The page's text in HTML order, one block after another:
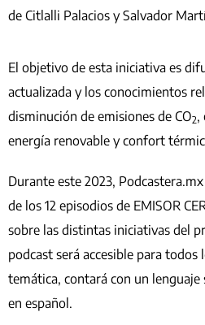
de Citlalli Palacios y Salvador
El objetivo de esta iniciativa es
actualizada y los conocimientos
disminución de emisiones de CO2,
energía renovable y confort
Durante este 2023,
de los 12 episodios de EMISOR
sobre las distintas iniciativas del
podcast será accesible para todos
temática, contará con un
en español.